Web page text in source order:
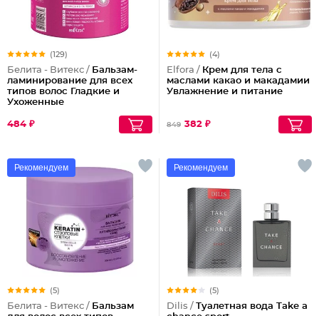
(129)
Белита - Витекс / Бальзам-
ламинирование для всех
типов волос Гладкие и
Ухоженные
484 ₽
(4)
Elfora / Крем для тела с
маслами какао и макадамии
Увлажнение и питание
849 382 ₽
Рекомендуем
(5)
Белита - Витекс / Бальзам
Рекомендуем
(5)
Dilis / Туалетная вода Take a